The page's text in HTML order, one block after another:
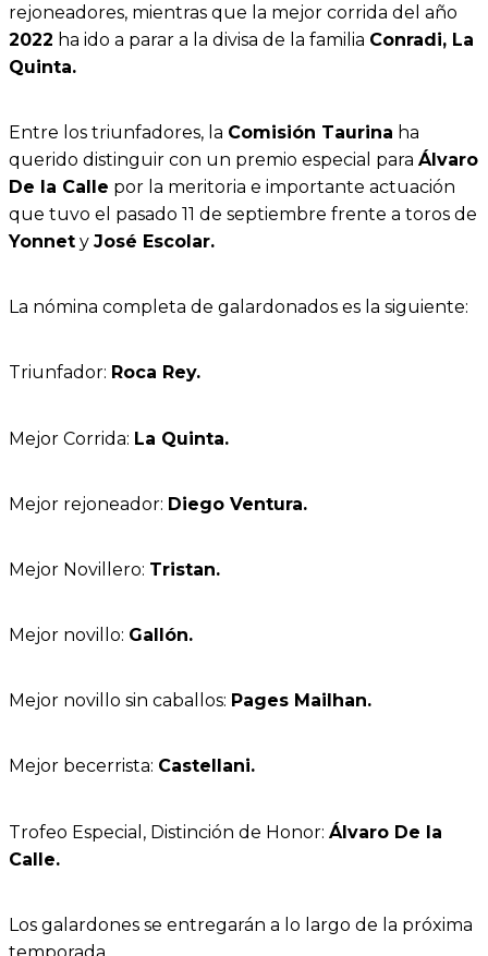
rejoneadores, mientras que la mejor corrida del año
2022 ha ido a parar a la divisa de la familia Conradi, La
Quinta.
Entre los triunfadores, la Comisión Taurina ha
querido distinguir con un premio especial para Álvaro
De la Calle por la meritoria e importante actuación
que tuvo el pasado 11 de septiembre frente a toros de
Yonnet y José Escolar.
La nómina completa de galardonados es la siguiente:
Triunfador: Roca Rey.
Mejor Corrida: La Quinta.
Mejor rejoneador: Diego Ventura.
Mejor Novillero: Tristan.
Mejor novillo: Gallón.
Mejor novillo sin caballos: Pages Mailhan.
Mejor becerrista: Castellani.
Trofeo Especial, Distinción de Honor: Álvaro De la
Calle.
Los galardones se entregarán a lo largo de la próxima